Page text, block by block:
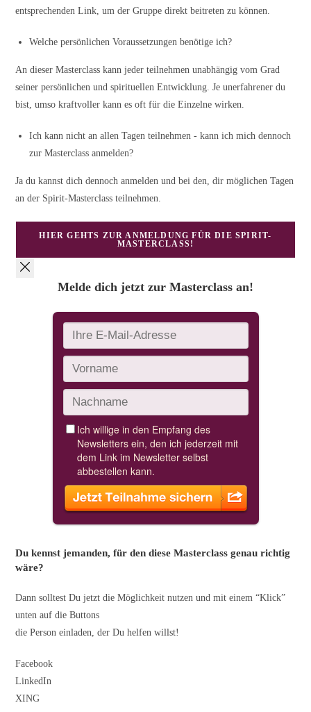
entsprechenden Link, um der Gruppe direkt beitreten zu können.
Welche persönlichen Voraussetzungen benötige ich?
An dieser Masterclass kann jeder teilnehmen unabhängig vom Grad
seiner persönlichen und spirituellen Entwicklung. Je unerfahrener du
bist, umso kraftvoller kann es oft für die Einzelne wirken.
Ich kann nicht an allen Tagen teilnehmen - kann ich mich dennoch
zur Masterclass anmelden?
Ja du kannst dich dennoch anmelden und bei den, dir möglichen Tagen
an der Spirit-Masterclass teilnehmen.
HIER GEHTS ZUR ANMELDUNG FÜR DIE SPIRIT-
MASTERCLASS!
Melde dich jetzt zur Masterclass an!
Du kennst jemanden, für den diese Masterclass genau richtig
wäre?
Dann solltest Du jetzt die Möglichkeit nutzen und mit einem “Klick”
unten auf die Buttons
die Person einladen, der Du helfen willst!
Facebook
LinkedIn
XING